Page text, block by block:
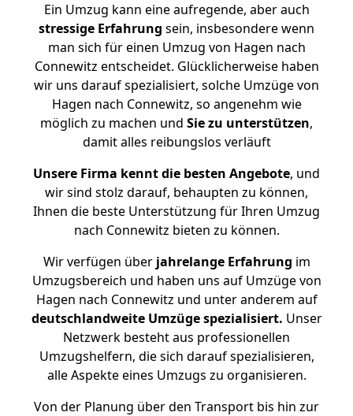
Ein Umzug kann eine aufregende, aber auch
stressige Erfahrung sein, insbesondere wenn
man sich für einen Umzug von Hagen nach
Connewitz entscheidet. Glücklicherweise haben
wir uns darauf spezialisiert, solche Umzüge von
Hagen nach Connewitz, so angenehm wie
möglich zu machen und Sie zu unterstützen,
damit alles reibungslos verläuft
Unsere Firma kennt die besten Angebote, und
wir sind stolz darauf, behaupten zu können,
Ihnen die beste Unterstützung für Ihren Umzug
nach Connewitz bieten zu können.
Wir verfügen überjahrelange Erfahrung im
Umzugsbereich und haben uns auf Umzüge von
Hagen nach Connewitz und unter anderem auf
deutschlandweite Umzüge spezialisiert. Unser
Netzwerk besteht aus professionellen
Umzugshelfern, die sich darauf spezialisieren,
alle Aspekte eines Umzugs zu organisieren.
Von der Planung über den Transport bis hin zur